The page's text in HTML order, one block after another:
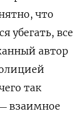
что
убегать, все
автор
так
взаимное